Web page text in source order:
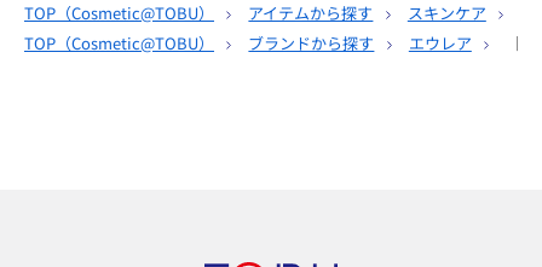
TOP（Cosmetic@TOBU） アイテムから探す スキンケア
TOP（Cosmetic@TOBU） ブランドから探す エウレア ［